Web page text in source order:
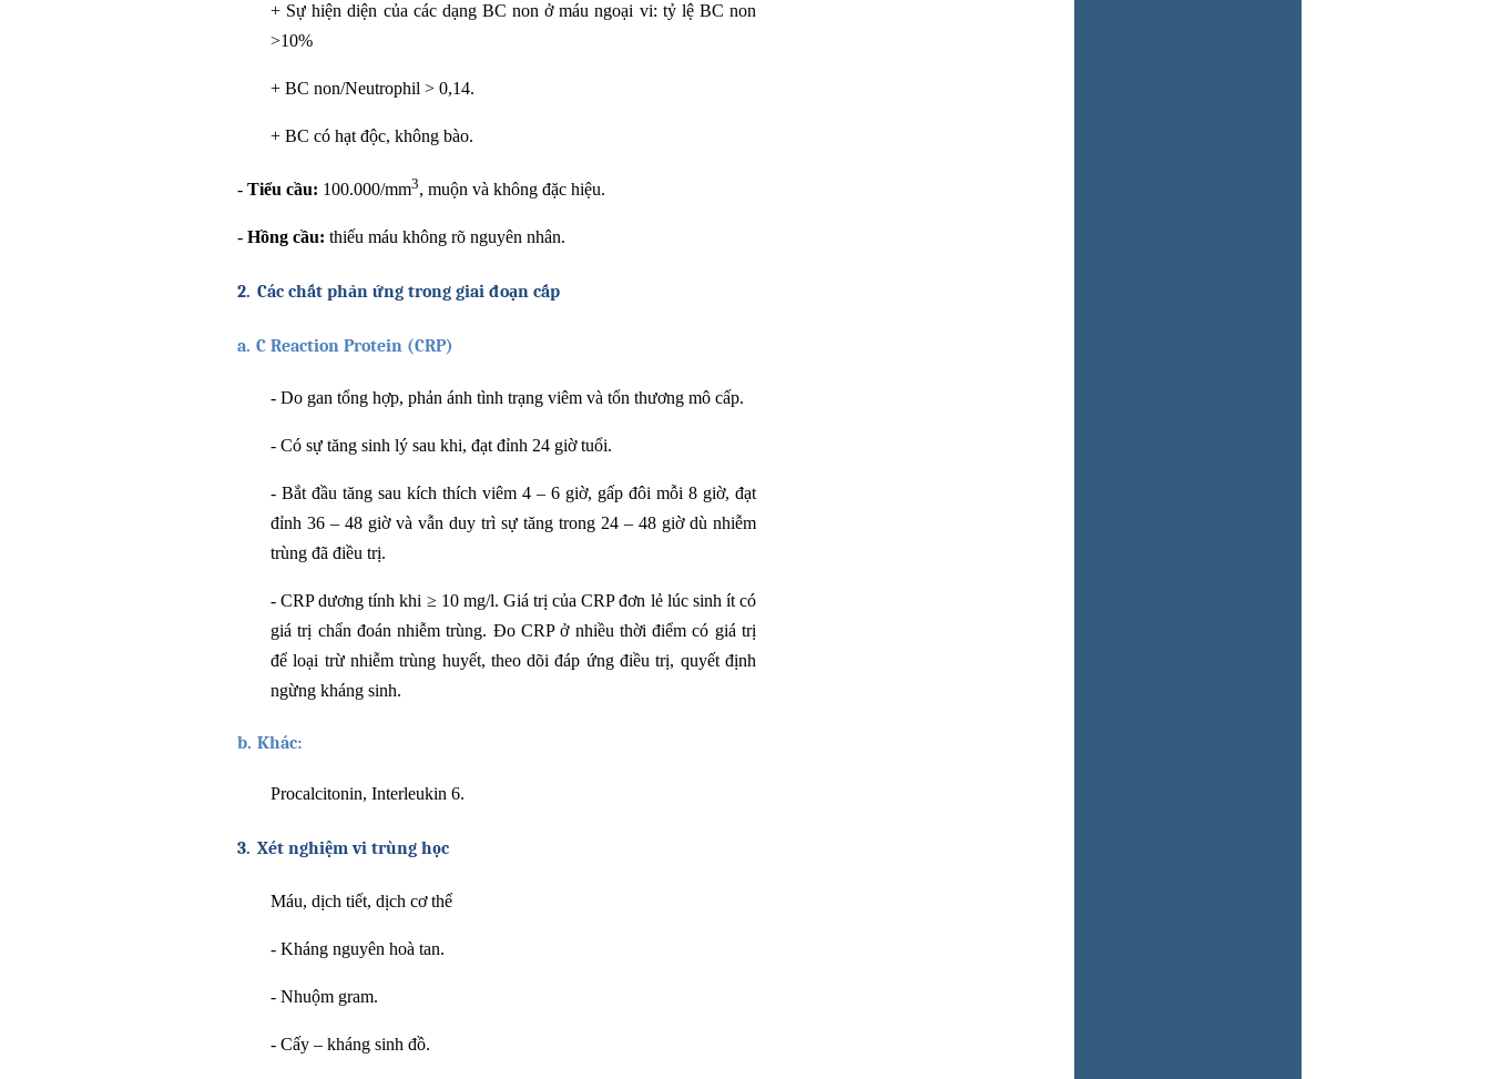
+ Sự hiện diện của các dạng BC non ở máu ngoại vi: tỷ lệ BC non
>10%
+ BC non/Neutrophil > 0,14.
+ BC có hạt độc, không bào.
- Tiểu cầu: 100.000/mm3, muộn và không đặc hiệu.
- Hồng cầu: thiếu máu không rõ nguyên nhân.
2. Các chất phản ứng trong giai đoạn cấp
a. C Reaction Protein (CRP)
- Do gan tổng hợp, phản ánh tình trạng viêm và tổn thương mô cấp.
- Có sự tăng sinh lý sau khi, đạt đỉnh 24 giờ tuổi.
- Bắt đầu tăng sau kích thích viêm 4 – 6 giờ, gấp đôi mỗi 8 giờ, đạt
đỉnh 36 – 48 giờ và vẫn duy trì sự tăng trong 24 – 48 giờ dù nhiễm
trùng đã điều trị.
- CRP dương tính khi ≥ 10 mg/l. Giá trị của CRP đơn lẻ lúc sinh ít có
giá trị chẩn đoán nhiễm trùng. Đo CRP ở nhiều thời điểm có giá trị
để loại trừ nhiễm trùng huyết, theo dõi đáp ứng điều trị, quyết định
ngừng kháng sinh.
b. Khác:
Procalcitonin, Interleukin 6.
3. Xét nghiệm vi trùng học
Máu, dịch tiết, dịch cơ thể
- Kháng nguyên hoà tan.
- Nhuộm gram.
- Cấy – kháng sinh đồ.